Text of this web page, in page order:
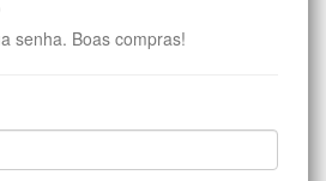
senha. Boas compras!